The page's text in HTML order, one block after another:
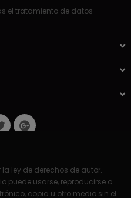
el tratamiento de datos
ley de derechos de autor.
puede usarse, reproducirse o
copia u otro medio sin el